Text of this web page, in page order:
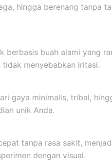
hingga berenang tanpa
berbasis buah alami yang
menyebabkan iritasi.
gaya minimalis, tribal,
unik Anda.
tanpa rasa sakit,
dengan visual.